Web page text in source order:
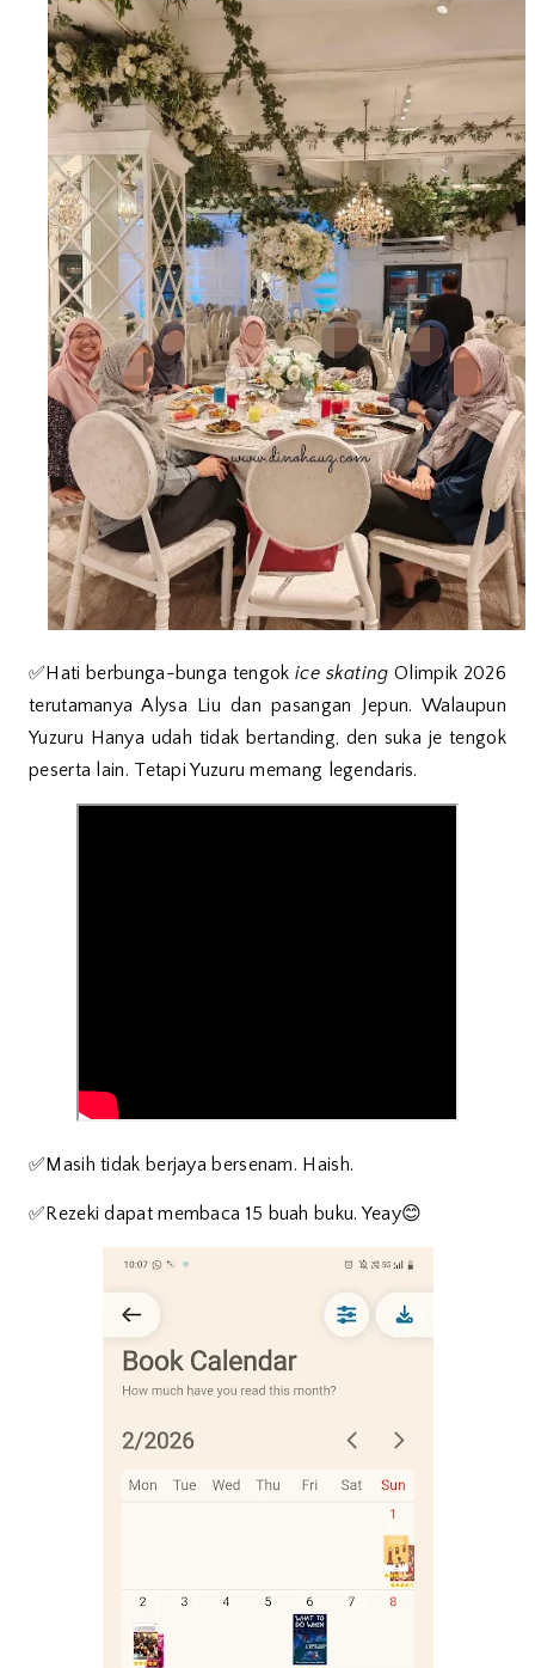
✅Hati berbunga-bunga tengokice skating Olimpik 2026
terutamanya Alysa Liu dan pasangan Jepun. Walaupun
Yuzuru Hanya udah tidak bertanding, den suka je tengok
peserta lain. Tetapi Yuzuru memang legendaris.
✅Masih tidak berjaya bersenam. Haish.
✅Rezeki dapat membaca 15 buah buku. Yeay😊